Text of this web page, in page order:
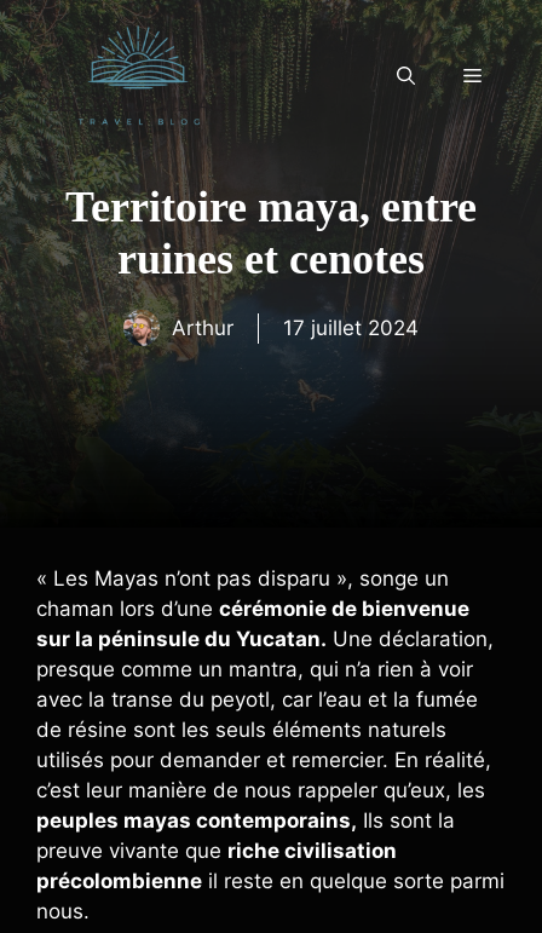
Aller
au
contenu
Menu
Territoire maya, entre
ruines et cenotes
Arthur 17 juillet 2024
« Les Mayas n’ont pas disparu », songe un
chaman lors d’une cérémonie de bienvenue
sur la péninsule du Yucatan. Une déclaration,
presque comme un mantra, qui n’a rien à voir
avec la transe du peyotl, car l’eau et la fumée
de résine sont les seuls éléments naturels
utilisés pour demander et remercier. En réalité,
c’est leur manière de nous rappeler qu’eux, les
peuples mayas contemporains, Ils sont la
preuve vivante que riche civilisation
précolombienne il reste en quelque sorte parmi
nous.